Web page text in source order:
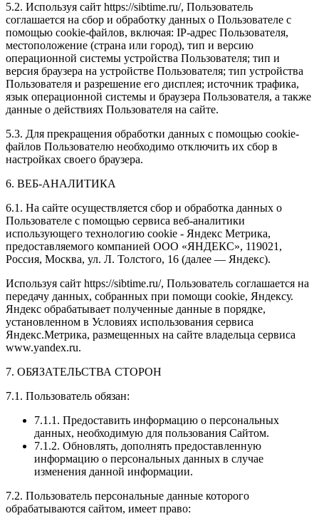
5.2. Используя сайт https://sibtime.ru/, Пользователь
соглашается на сбор и обработку данных о Пользователе с
помощью cookie-файлов, включая: IP-адрес Пользователя,
местоположение (страна или город), тип и версию
операционной системы устройства Пользователя; тип и
версия браузера на устройстве Пользователя; тип устройства
Пользователя и разрешение его дисплея; источник трафика,
язык операционной системы и браузера Пользователя, а также
данные о действиях Пользователя на сайте.
5.3. Для прекращения обработки данных с помощью cookie-
файлов Пользователю необходимо отключить их сбор в
настройках своего браузера.
6. ВЕБ-АНАЛИТИКА
6.1. На сайте осуществляется сбор и обработка данных о
Пользователе с помощью сервиса веб-аналитики
использующего технологию cookie - Яндекс Метрика,
предоставляемого компанией ООО «ЯНДЕКС», 119021,
Россия, Москва, ул. Л. Толстого, 16 (далее — Яндекс).
Используя сайт https://sibtime.ru/, Пользователь соглашается на
передачу данных, собранных при помощи cookie, Яндексу.
Яндекс обрабатывает полученные данные в порядке,
установленном в Условиях использования сервиса
Яндекс.Метрика, размещенных на сайте владельца сервиса
www.yandex.ru.
7. ОБЯЗАТЕЛЬСТВА СТОРОН
7.1. Пользователь обязан:
7.1.1. Предоставить информацию о персональных
данных, необходимую для пользования Сайтом.
7.1.2. Обновлять, дополнять предоставленную
информацию о персональных данных в случае
изменения данной информации.
7.2. Пользователь персональные данные которого
обрабатываются сайтом, имеет право: